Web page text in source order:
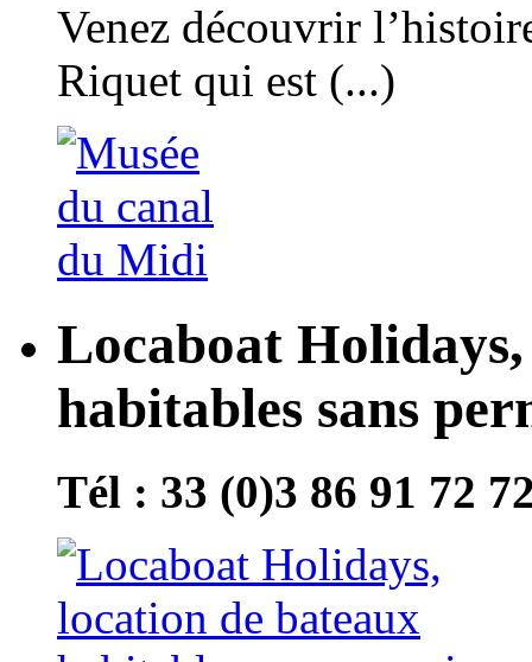
Venez découvrir
Riquet qui est (...)
Locaboat
habitables sans
Tél : 33 (0)3 86 91 72